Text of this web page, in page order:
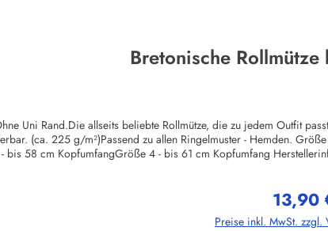
Bretonische
Uni Rand.Die allseits beliebte Rollmütze, die zu jedem Outfit
(ca. 225 g/m²)Passend zu allen Ringelmuster - Hemden.
58 cm KopfumfangGröße 4 - bis 61 cm Kopfumfang
Regulärer
13,90
Preise inkl. MwSt. zzgl.